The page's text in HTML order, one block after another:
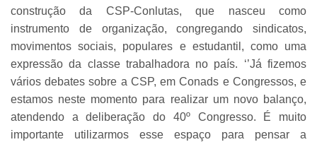
construção da CSP-Conlutas, que nasceu como
instrumento de organização, congregando sindicatos,
movimentos sociais, populares e estudantil, como uma
expressão da classe trabalhadora no país. ‘’Já fizemos
vários debates sobre a CSP, em Conads e Congressos, e
estamos neste momento para realizar um novo balanço,
atendendo a deliberação do 40º Congresso. É muito
importante utilizarmos esse espaço para pensar a